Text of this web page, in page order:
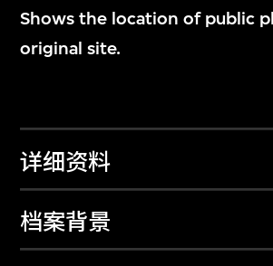
Shows the location of public
original site.
详细资料
档案背景